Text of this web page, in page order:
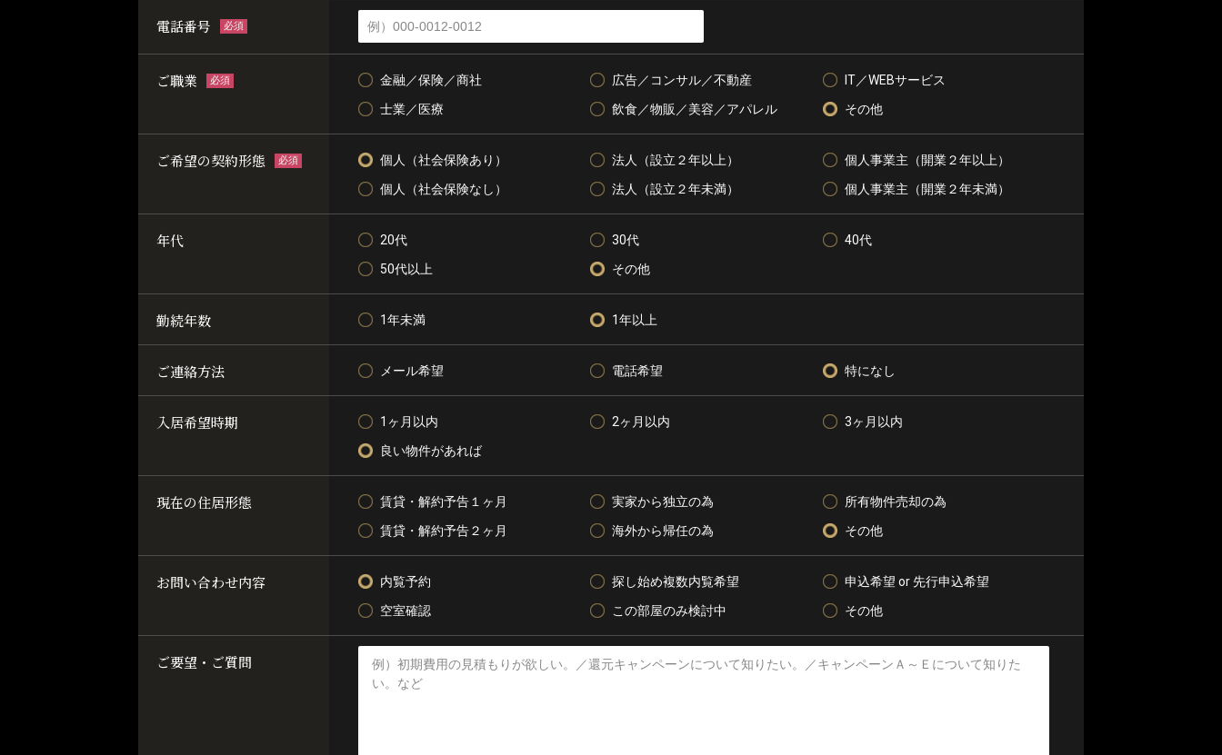
電話番号 必須
ご職業 必須 金融／保険／商社 広告／コンサル／不動産
IT／WEBサービス
士業／医療
飲食／物販／美容／アパレル その他
ご希望の契約形態 必須 個人（社会保険あり） 法人（設立２年以上）
個人事業主（開業２年以上）
個人（社会保険なし）
法人（設立２年未満） 個人事業主（開業２年未満）
年代 20代 30代
40代
50代以上
その他
勤続年数 1年未満 1年以上
ご連絡方法 メール希望 電話希望 特になし
入居希望時期 1ヶ月以内 2ヶ月以内
3ヶ月以内
良い物件があれば
現在の住居形態 賃貸・解約予告１ヶ月 実家から独立の為
所有物件売却の為
賃貸・解約予告２ヶ月
海外から帰任の為 その他
お問い合わせ内容 内覧予約 探し始め複数内覧希望
申込希望 or 先行申込希望
空室確認
この部屋のみ検討中 その他
ご要望・ご質問